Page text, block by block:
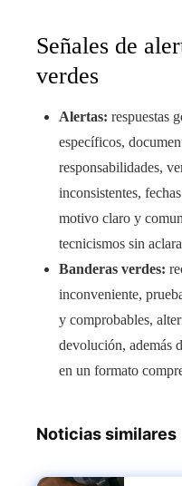
Señales de
verdes
Alertas: respuestas
específicos,
responsabilidades,
inconsistentes,
motivo claro y
tecnicismos sin
Banderas verdes:
inconveniente,
y comprobables,
devolución, además
en un formato
Noticias similares